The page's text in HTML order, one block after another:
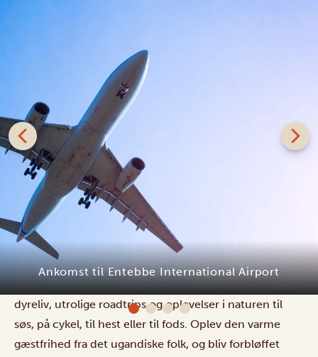
Karibu Guesthouse Entebbe
Du ankommer til Entebbe International Airport, din
indgang til Ugandas mangfoldige skønhed! Dette er
landet for spændende gorilla- og chimpanse-
vandringer i bjergene, fantastiske safarier med rigt
dyreliv, utrolige roadtrips og oplevelser i naturen til
søs, på cykel, til hest eller til fods. Oplev den varme
gæstfrihed fra det ugandiske folk, og bliv forbløffet